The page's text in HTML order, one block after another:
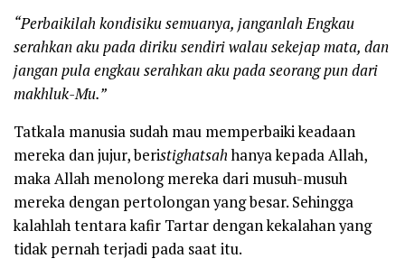
“Perbaikilah kondisiku semuanya, janganlah Engkau
serahkan aku pada diriku sendiri walau sekejap mata, dan
jangan pula engkau serahkan aku pada seorang pun dari
makhluk-Mu.”
Tatkala manusia sudah mau memperbaiki keadaan
mereka dan jujur, beristighatsahhanya kepada Allah,
maka Allah menolong mereka dari musuh-musuh
mereka dengan pertolongan yang besar. Sehingga
kalahlah tentara kafir Tartar dengan kekalahan yang
tidak pernah terjadi pada saat itu.